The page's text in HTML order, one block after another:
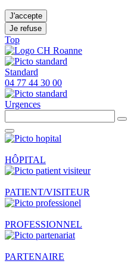
J'accepte
Je refuse
Top
Standard
04 77 44 30 00
Urgences
HÔPITAL
PATIENT/VISITEUR
PROFESSIONNEL
PARTENAIRE